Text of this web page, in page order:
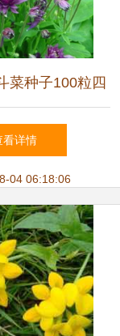
菜种子100粒四
阳台室内外庭院
种子
看详情
04 06:18:06